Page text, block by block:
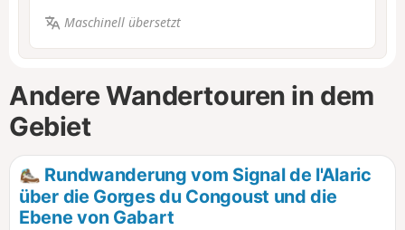
Maschinell übersetzt
Andere Wandertouren in dem
Gebiet
Rundwanderung vom Signal de l'Alaric
über die Gorges du Congoust und die
Ebene von Gabart